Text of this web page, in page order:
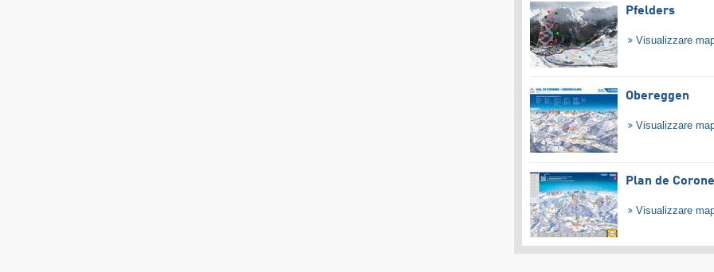
Pfelders
Visualizzare
Obereggen
Visualizzare
Plan de
Visualizzare